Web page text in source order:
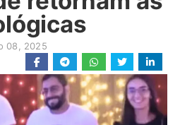
08, 2025